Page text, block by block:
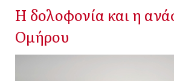
Η δολοφονία και η
Ομήρου